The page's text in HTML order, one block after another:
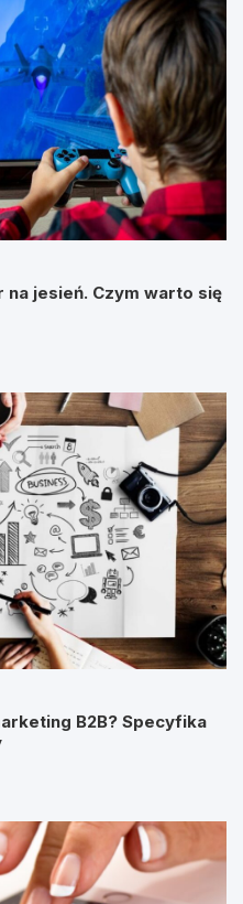
jesień. Czym warto się
B2B? Specyfika